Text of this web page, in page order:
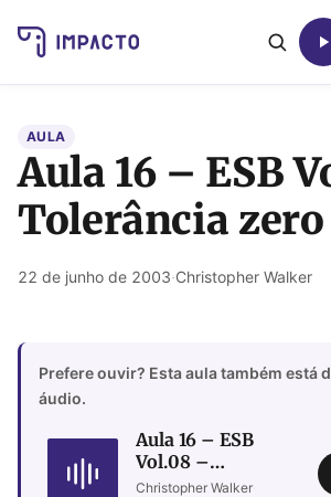
AULA
Aula 16 – ESB
Tolerância zero
22 de junho de 2003·Christopher Walker
Prefere ouvir? Esta aula também está
áudio.
Aula 16 – ESB
Vol.08 –
Tolerância zero
Christopher Walker